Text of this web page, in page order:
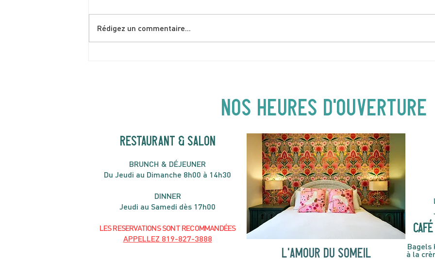
Rédigez un commentaire...
RESTAURANT & SALON
BRUNCH & DÉJEUNER
Du Jeudi au Dimanche 8h00 à 14h30
DINNER
Jeudi au Samedi dès 17h00
LES RESERVATIONSSONT RECOMMANDÉES
APPELLEZ 819-827-3888
l'amour du someil
café
Bagels
à la
NOS heures d'ouverture